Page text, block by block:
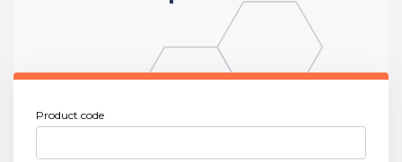
Product code